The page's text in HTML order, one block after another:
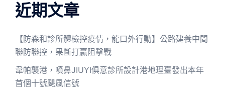
近期文章
【防森和診所體檢控疫情，龍口外行動】公路建養中間
聯防聯控，果斷打贏阻擊戰
韋帕襲港，噴鼻JIUYI俱意診所設計港地理臺發出本年
首個十號颶風信號